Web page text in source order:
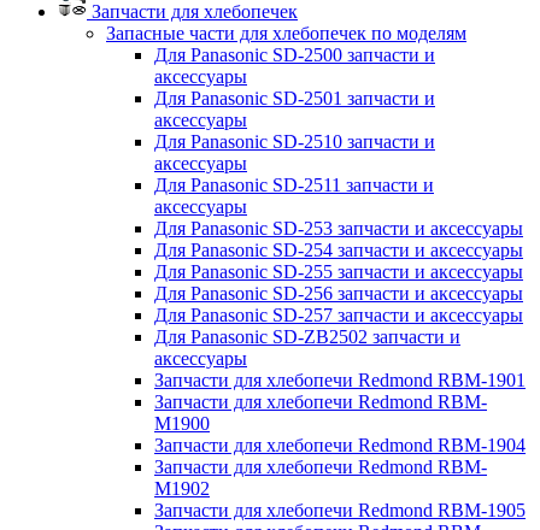
Запчасти для хлебопечек
Запасные части для хлебопечек по моделям
Для Panasonic SD-2500 запчасти и
аксессуары
Для Panasonic SD-2501 запчасти и
аксессуары
Для Panasonic SD-2510 запчасти и
аксессуары
Для Panasonic SD-2511 запчасти и
аксессуары
Для Panasonic SD-253 запчасти и аксессуары
Для Panasonic SD-254 запчасти и аксессуары
Для Panasonic SD-255 запчасти и аксессуары
Для Panasonic SD-256 запчасти и аксессуары
Для Panasonic SD-257 запчасти и аксессуары
Для Panasonic SD-ZB2502 запчасти и
аксессуары
Запчасти для хлебопечи Redmond RBM-1901
Запчасти для хлебопечи Redmond RBM-
M1900
Запчасти для хлебопечи Redmond RBM-1904
Запчасти для хлебопечи Redmond RBM-
M1902
Запчасти для хлебопечи Redmond RBM-1905